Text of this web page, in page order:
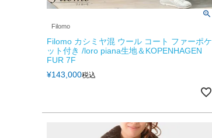
Filomo
Filomo カシミヤ混 ウール コート ファーポケ
ット付き /loro piana生地＆KOPENHAGEN
FUR 7F
¥143,000税込